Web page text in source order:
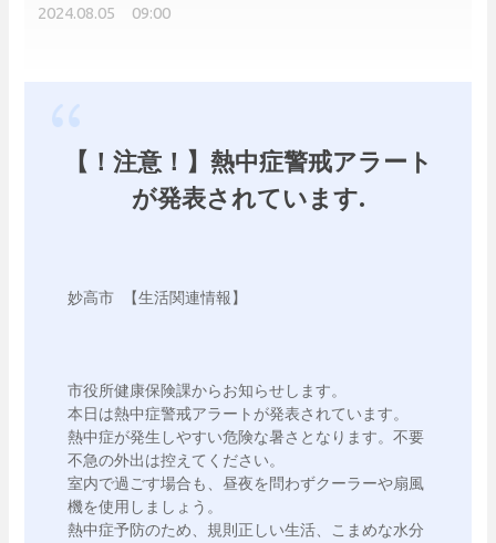
2024.08.05 09:00
【！注意！】熱中症警戒アラート
が発表されています.
妙高市 【生活関連情報】
市役所健康保険課からお知らせします。
本日は熱中症警戒アラートが発表されています。
熱中症が発生しやすい危険な暑さとなります。不要
不急の外出は控えてください。
室内で過ごす場合も、昼夜を問わずクーラーや扇風
機を使用しましょう。
熱中症予防のため、規則正しい生活、こまめな水分